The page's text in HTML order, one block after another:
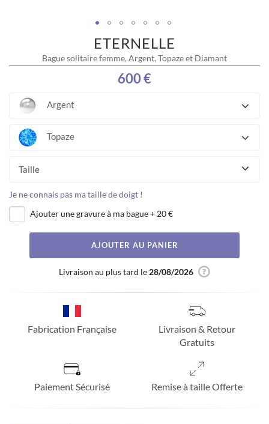
ETERNELLE
Bague solitaire femme, Argent, Topaze et Diamant
600 €
Argent
Topaze
Taille
Je ne connais pas ma taille de doigt !
Ajouter une gravure à ma bague+ 20 €
AJOUTER AU PANIER
Livraison au plus tard le 28/08/2026
Fabrication Française
Livraison & Retour
Gratuits
Paiement Sécurisé Remise à taille Offerte
images